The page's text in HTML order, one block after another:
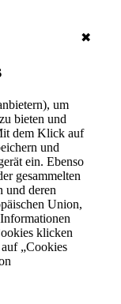
✖
um
bieten und
dem Klick auf
und
ein. Ebenso
gesammelten
und deren
Union,
klicken
„Cookies